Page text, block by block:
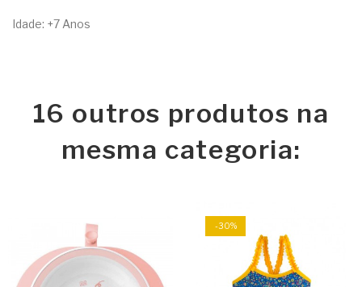
Idade: +7 Anos
16 outros produtos na
mesma categoria:
-30%